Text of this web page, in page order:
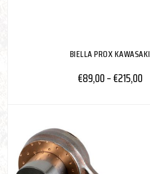
BIELLA PROX KAWASAKI
€89,00–€215,00